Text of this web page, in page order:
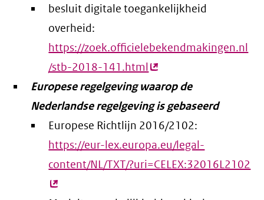
besluit digitale toegankelijkheid
overheid:
https://zoek.officielebekendmakingen.nl
/stb-2018-141.html(externe
link)
Europese regelgeving waarop de
Nederlandse regelgeving is gebaseerd
Europese Richtlijn 2016/2102:
https://eur-lex.europa.eu/legal-
content/NL/TXT/?uri=CELEX:32016L2102